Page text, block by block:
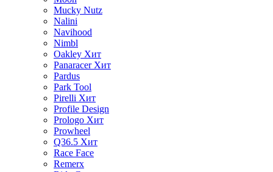
Mucky Nutz
Nalini
Navihood
Nimbl
Oakley Хит
Panaracer Хит
Pardus
Park Tool
Pirelli Хит
Profile Design
Prologo Хит
Prowheel
Q36.5 Хит
Race Face
Remerx